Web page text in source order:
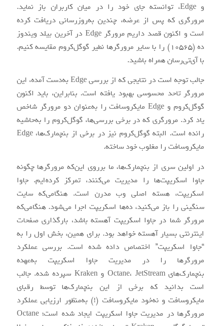
و Edge، توانسته جای خود را در میان کاربران باز نماید.
مرورگری که پس از عرضه، چندین به‌روزرسانی دریافت کرده
است و اکنون قصد داریم مرورگر Edge در آخرین بیلد ویندوز
ده (10565) را با سایر مرورگرها نطیر گوگل‌کروم مقایسه کنیم.
با آی‌تی‌رسان همراه باشید.
جالب توجه است در نتایجی که از بررسی Edge به‌دست آمده، این
مرورگر تاحد محسوسی بهبود یافته است. بنابراین، باید اکنون
گوگل‌کروم و Edge مایکروسافت را به‌عنوان دو مرورگر شاخص
یاد کرد. مرورگری که در برخی بررسی‌ها، گوگل‌کروم را به‌حاشیه
رانده است. البته گوگل‌کروم نیز در برخی از بنچمارک‌ها، Edge
مایکروسافت را مغلوب خود ساخته.
در اولین سری از بنچمارک‌ها، ما برروی این‌که مرورگرها چگونه
جاوا اسکریپت‌ها را مدیریت می‌کنند، تمرکز کرده‌ایم. جاوا
اسکریپت، هسته اصلی وب مدرن است. هنگامی‌که سایت
سنگینی را باز می‌کنید، ده‌ها اسکریپت اجرا می‌شود. هنگامی‌که
مرورگر شما در جاوا اسکریپت‌ آهسته باشد، بارگذاری صفحات
اینترنتی بسیار آهسته خواهد بود. برای همین، بخش اول را به
“جاوا اسکریپت” اختصاص داده شده است. بررسی عملکرد
مرورگرها را در مدیریت جاوا اسکریپت به‌عهده‌
بنچمارک‌های Octane، JetStream و Kraken سپرده شده. جالب
است بدانید که برخی از این بنچمارک‌ها توسط رقبای
مایکروسافت و نه‌خود مایکروسافت (!) به‌منظور ارزیابی عملکرد
مرورگرها در مدیریت جاوا اسکریپت ایجاد شده است؛ Octane